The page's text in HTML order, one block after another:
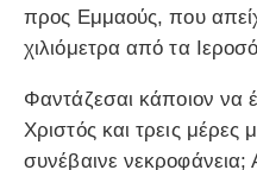
προς Εμμαούς, που
χιλιόμετρα από τα
Φαντάζεσαι κάποιον να
Χριστός και τρεις μέρες
συνέβαινε νεκροφάνεια;